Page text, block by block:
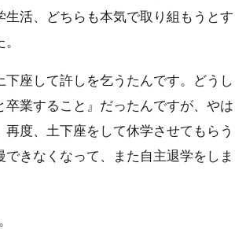
活、どちらも本気で取り組もうとす
下座して許しを乞うたんです。どうし
業すること』だったんですが、やは
度、土下座をして休学させてもらう
きなくなって、また自主退学をしま